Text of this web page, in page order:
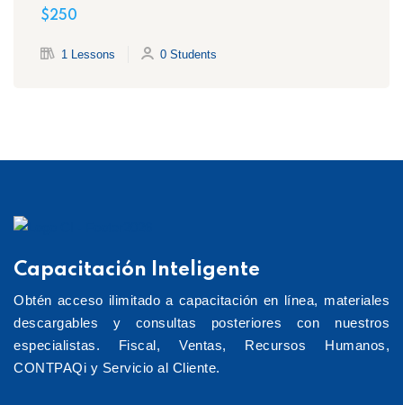
STPS
$250
1 Lessons 0 Students
Capacitación Inteligente
Obtén acceso ilimitado a capacitación en línea, materiales
descargables y consultas posteriores con nuestros
especialistas. Fiscal, Ventas, Recursos Humanos,
CONTPAQi y Servicio al Cliente.